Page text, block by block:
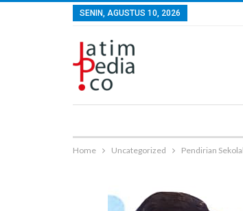
SENIN, AGUSTUS 10, 2026
Home Uncategorized Pendirian